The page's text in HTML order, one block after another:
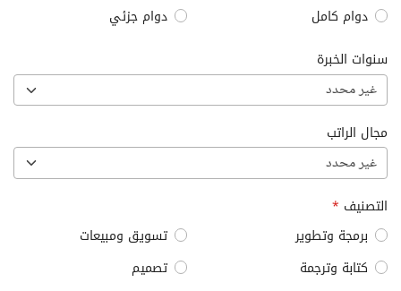
دوام كامل
دوام جزئي
سنوات الخبرة
غير محدد
مجال الراتب
غير محدد
التصنيف *
برمجة وتطوير
تسويق ومبيعات
كتابة وترجمة
تصميم